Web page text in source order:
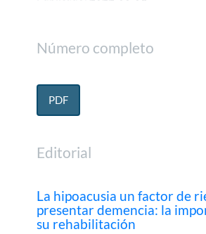
Número completo
PDF
Editorial
La hipoacusia un factor de
presentar demencia: la
su rehabilitación